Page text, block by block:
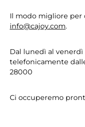
Il modo migliore per
info@cajoy.com.
Dal lunedì al venerdì
telefonicamente
28000
Ci occuperemo